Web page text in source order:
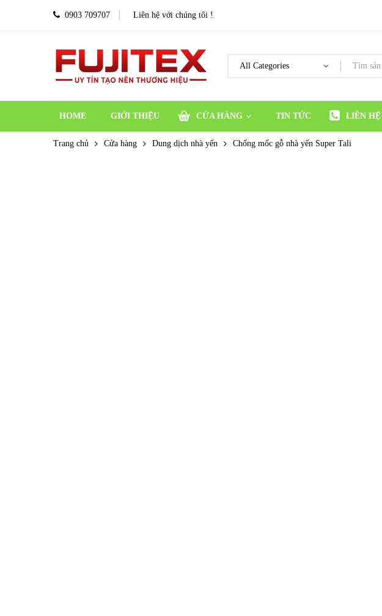
0903 709707 Liên hệ với chúng tôi !
HOME GIỚI THIỆU CỬA HÀNG TIN TỨC LIÊN HỆ
Trang chủ Cửa hàng Dung dịch nhà yến Chống mốc gỗ nhà yến Super Tali